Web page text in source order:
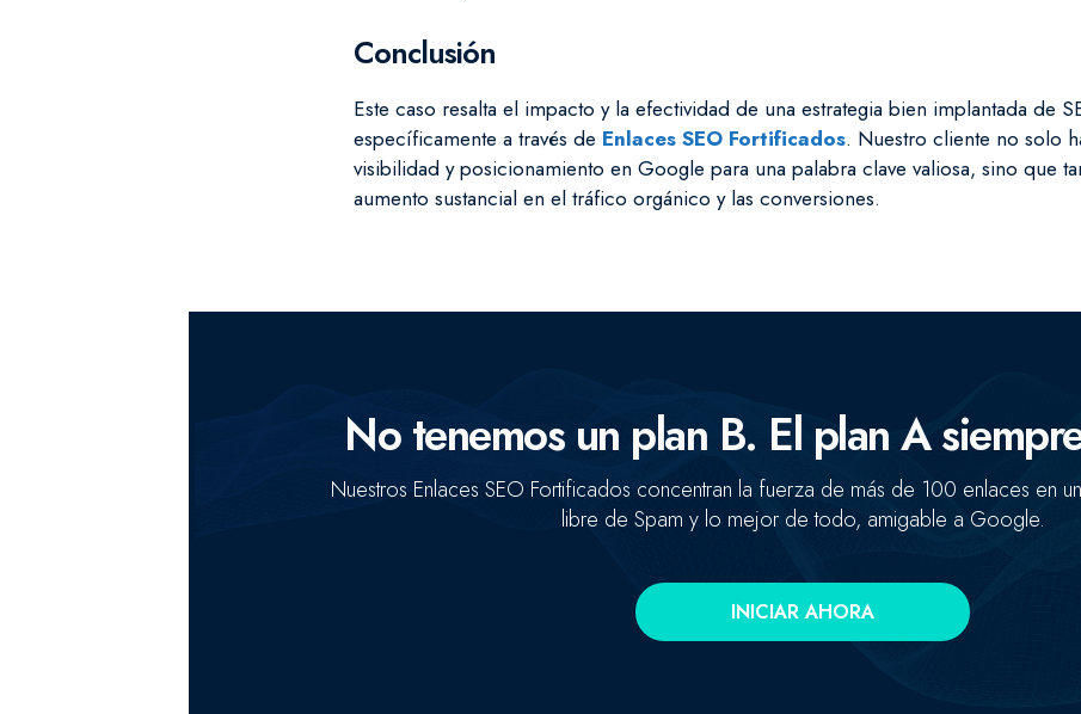
Conclusión
Este caso resalta el impacto y la efectividad de una estrategia bien implantada de
específicamente a través de Enlaces SEO Fortificados. Nuestro cliente no solo
visibilidad y posicionamiento en Google para una palabra clave valiosa, sino que
aumento sustancial en el tráfico orgánico y las conversiones.
No tenemos un plan B. El plan A
Nuestros Enlaces SEO Fortificados concentran la fuerza de más de 100 enlaces en
libre de Spam y lo mejor de todo, amigable a Google.
INICIAR AHORA